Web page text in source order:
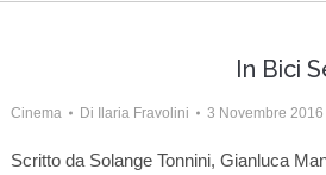
In Bici
Cinema Di Ilaria Fravolini 3 Novembre 2016
Scritto da Solange Tonnini, Gianluca